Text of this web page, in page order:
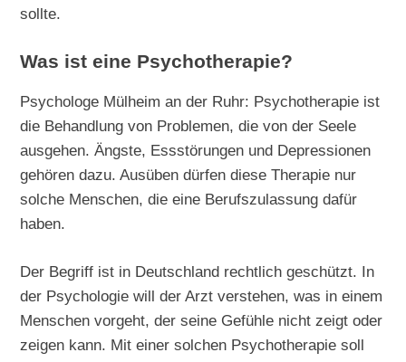
sollte.
Was ist eine Psychotherapie?
Psychologe Mülheim an der Ruhr: Psychotherapie ist
die Behandlung von Problemen, die von der Seele
ausgehen. Ängste, Essstörungen und Depressionen
gehören dazu. Ausüben dürfen diese Therapie nur
solche Menschen, die eine Berufszulassung dafür
haben.
Der Begriff ist in Deutschland rechtlich geschützt. In
der Psychologie will der Arzt verstehen, was in einem
Menschen vorgeht, der seine Gefühle nicht zeigt oder
zeigen kann. Mit einer solchen Psychotherapie soll